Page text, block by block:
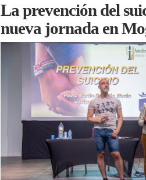
La prevención del
nueva jornada en